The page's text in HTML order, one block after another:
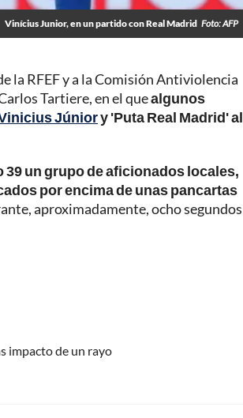
Vinícius Junior, en un partido con Real Madrid Foto: AFP
la RFEF y a la Comisión Antiviolencia
Tartiere, en el quealgunos
Júniory 'Puta Real Madrid' al
39 un grupo de aficionados locales,
por encima de unas pancartas
aproximadamente, ocho segundos
impacto de un rayo